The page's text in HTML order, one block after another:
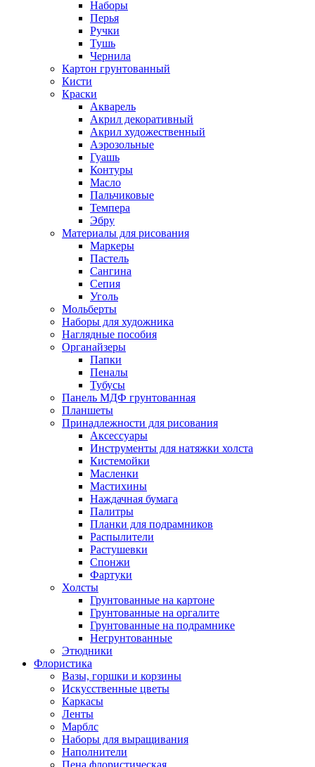
Наборы
Перья
Ручки
Тушь
Чернила
Картон грунтованный
Кисти
Краски
Акварель
Акрил декоративный
Акрил художественный
Аэрозольные
Гуашь
Контуры
Масло
Пальчиковые
Темпера
Эбру
Материалы для рисования
Маркеры
Пастель
Сангина
Сепия
Уголь
Мольберты
Наборы для художника
Наглядные пособия
Органайзеры
Папки
Пеналы
Тубусы
Панель МДФ грунтованная
Планшеты
Принадлежности для рисования
Аксессуары
Инструменты для натяжки холста
Кистемойки
Масленки
Мастихины
Наждачная бумага
Палитры
Планки для подрамников
Распылители
Растушевки
Спонжи
Фартуки
Холсты
Грунтованные на картоне
Грунтованные на оргалите
Грунтованные на подрамнике
Негрунтованные
Этюдники
Флористика
Вазы, горшки и корзины
Искусственные цветы
Каркасы
Ленты
Марблс
Наборы для выращивания
Наполнители
Пена флористическая